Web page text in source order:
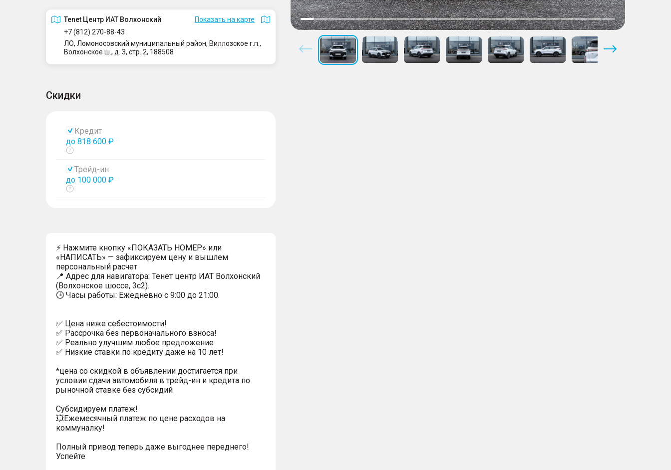
Tenet Центр ИАТ Волхонский
Показать на карте
+7 (812) 270-88-43
ЛО, Ломоносовский муниципальный район, Виллозское г.п.,
Волхонское ш., д. 3, стр. 2, 188508
Скидки
Кредит
до 818 600 ₽
Показать
Трейд-ин
до 100 000 ₽
Показать
⚡ Нажмите кнопку «ПОКАЗАТЬ НОМЕР» или
«НАПИСАТЬ» — зафиксируем цену и вышлем
персональный расчет
📍 Адрес для навигатора: Тенет центр ИАТ Волхонский
(Волхонское шоссе, 3с2).
🕒 Часы работы: Ежедневно с 9:00 до 21:00.
✅ Цена ниже себестоимости!
✅ Рассрочка без первоначального взноса!
✅ Реально улучшим любое предложение
✅ Низкие ставки по кредиту даже на 10 лет!
*цена со скидкой в объявлении достигается при
условии сдачи автомобиля в трейд-ин и кредита по
рыночной ставке без субсидий
Субсидируем платеж!
💥Ежемесячный платеж по цене расходов на
коммуналку!
Полный привод теперь даже выгоднее переднего!
Успейте